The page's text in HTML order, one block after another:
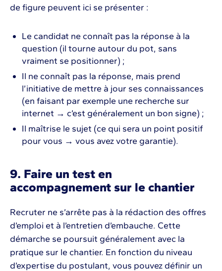
de figure peuvent ici se présenter :
Le candidat ne connaît pas la réponse à la
question (il tourne autour du pot, sans
vraiment se positionner) ;
Il ne connaît pas la réponse, mais prend
l’initiative de mettre à jour ses connaissances
(en faisant par exemple une recherche sur
internet → c’est généralement un bon signe) ;
Il maîtrise le sujet (ce qui sera un point positif
pour vous → vous avez votre garantie).
9. Faire un test en
accompagnement sur le chantier
Recruter ne s’arrête pas à la rédaction des offres
d’emploi et à l’entretien d’embauche. Cette
démarche se poursuit généralement avec la
pratique sur le chantier. En fonction du niveau
d’expertise du postulant, vous pouvez définir un